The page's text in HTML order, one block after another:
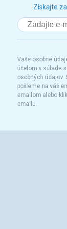
Získajte
Vaše osobné
účelom v súlade
osobných údajov.
pošleme na váš
emailom alebo
emailu.